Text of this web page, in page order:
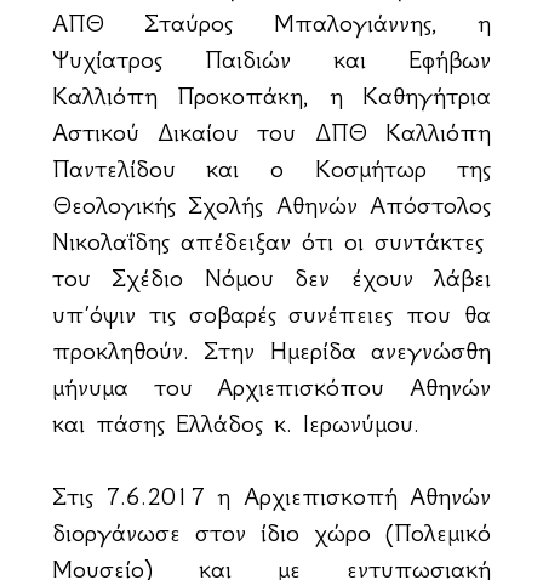
ΑΠΘ Σταύρος Μπαλογιάννης, η
Ψυχίατρος Παιδιών και Εφήβων
Καλλιόπη Προκοπάκη, η Καθηγήτρια
Αστικού Δικαίου του ΔΠΘ Καλλιόπη
Παντελίδου και ο Κοσμήτωρ της
Θεολογικής Σχολής Αθηνών Απόστολος
Νικολαΐδης απέδειξαν ότι οι συντάκτες
του Σχέδιο Νόμου δεν έχουν λάβει
υπ΄όψιν τις σοβαρές συνέπειες που θα
προκληθούν. Στην Ημερίδα ανεγνώσθη
μήνυμα του Αρχιεπισκόπου Αθηνών
και πάσης Ελλάδος κ. Ιερωνύμου.
Στις 7.6.2017 η Αρχιεπισκοπή Αθηνών
διοργάνωσε στον ίδιο χώρο (Πολεμικό
Μουσείο) και με εντυπωσιακή